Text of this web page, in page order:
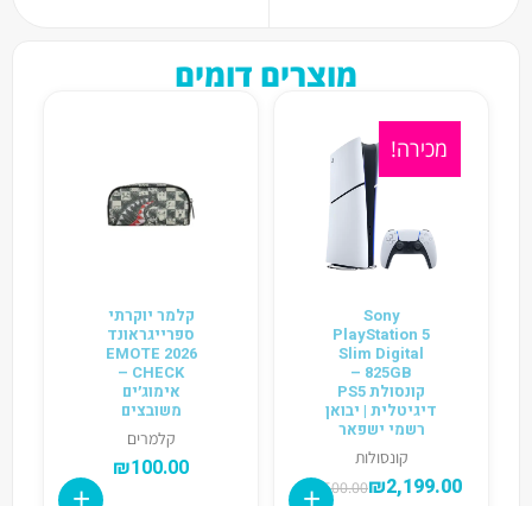
מוצרים דומים
מכירה!
Sony
PlayStation 5
Slim Digital
825GB –
קונסולת PS5
דיגיטלית | יבואן
רשמי ישפאר
קונסולות
₪2,500.00₪2,199.00
קלמר יוקרתי
ספרייגראונד
2026 EMOTE
CHECK –
אימוג׳ים
משובצים
קלמרים
₪100.00